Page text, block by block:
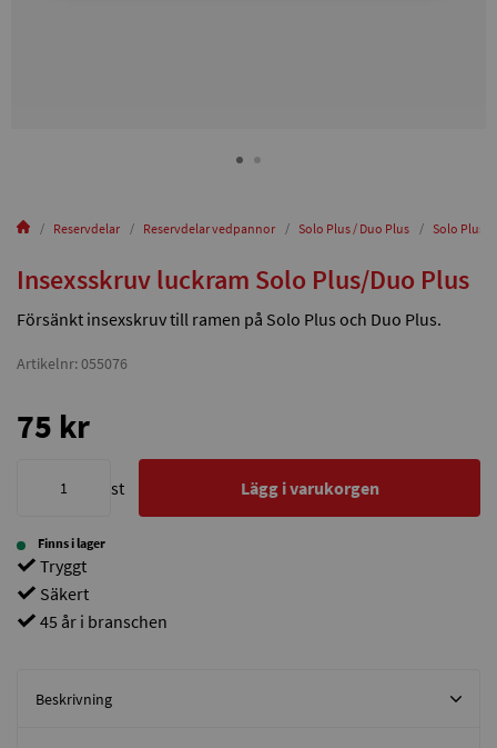
Reservdelar Reservdelar vedpannor Solo Plus / Duo Plus Solo Plus
Insexsskruv luckram Solo Plus/Duo Plus
Försänkt insexskruv till ramen på Solo Plus och Duo Plus.
Artikelnr: 055076
75 kr
st Lägg i varukorgen
Finns i lager
Tryggt
Säkert
45 år i branschen
Beskrivning